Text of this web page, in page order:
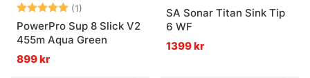
Betyg: (1)
5.0 utav 5 stjärnor
PowerPro Sup 8 Slick V2
455m Aqua Green
899 kr
SA Sonar Titan Sink Tip
6 WF
1399 kr